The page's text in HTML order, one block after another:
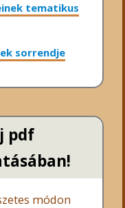
tematikus
sorrendje
pdf
módon